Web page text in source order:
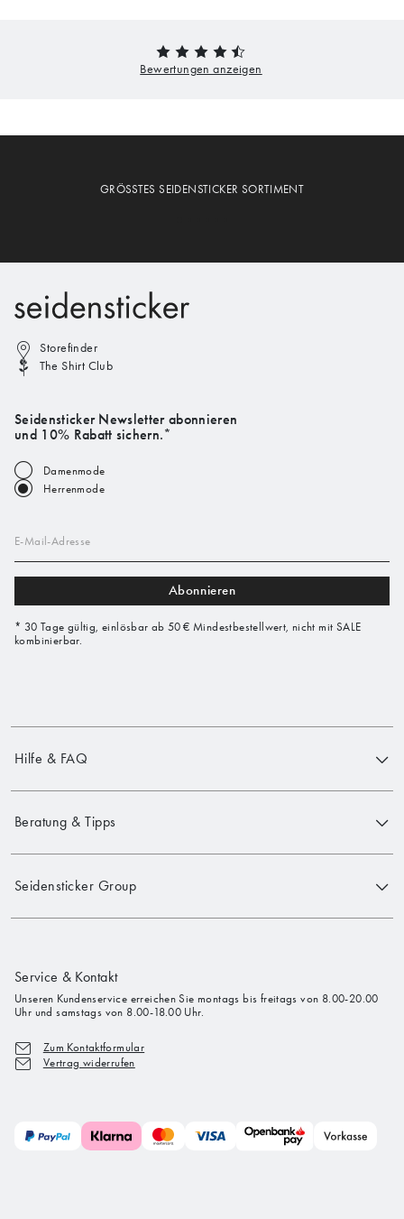
GRÖSSTES SEIDENSTICKER SORTIMENT
Storefinder
The Shirt Club
Seidensticker Newsletter abonnieren
und 10% Rabatt sichern.*
Damenmode
Herrenmode
E-Mail-Adresse
Abonnieren
* 30 Tage gültig, einlösbar ab 50 € Mindestbestellwert, nicht mit SALE
kombinierbar.
Hilfe & FAQ
Beratung & Tipps
Seidensticker Group
Service & Kontakt
Unseren Kundenservice erreichen Sie montags bis freitags von 8.00-20.00
Uhr und samstags von 8.00-18.00 Uhr.
Zum Kontaktformular
Vertrag widerrufen